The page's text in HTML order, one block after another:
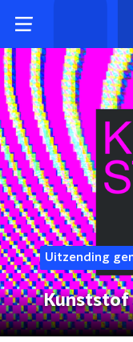
Uitzending
Kunststof